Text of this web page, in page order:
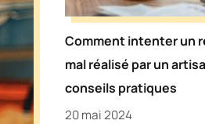
Comment intenter un
mal réalisé par un
conseils pratiques
20 mai 2024